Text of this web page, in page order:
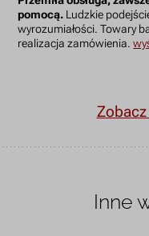
pomocą. Ludzkie
wyrozumiałości. Towary
realizacja zamówienia.
Inne